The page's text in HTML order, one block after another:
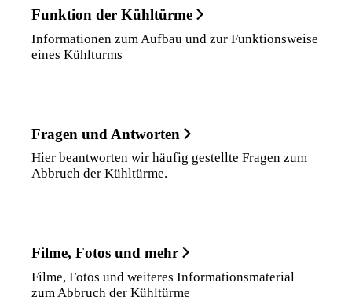
Funktion der Kühltürme
Informationen zum Aufbau und zur Funktionsweise
eines Kühlturms
Fragen und Antworten
Hier beantworten wir häufig gestellte Fragen zum
Abbruch der Kühltürme.
Filme, Fotos und mehr
Filme, Fotos und weiteres Informationsmaterial
zum Abbruch der Kühltürme